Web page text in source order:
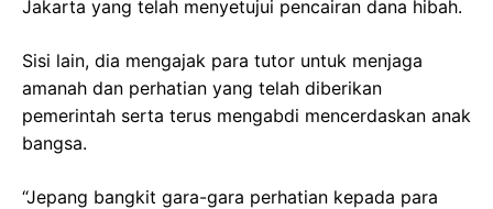
Jakarta yang telah menyetujui pencairan dana hibah.
Sisi lain, dia mengajak para tutor untuk menjaga
amanah dan perhatian yang telah diberikan
pemerintah serta terus mengabdi mencerdaskan anak
bangsa.
“Jepang bangkit gara-gara perhatian kepada para